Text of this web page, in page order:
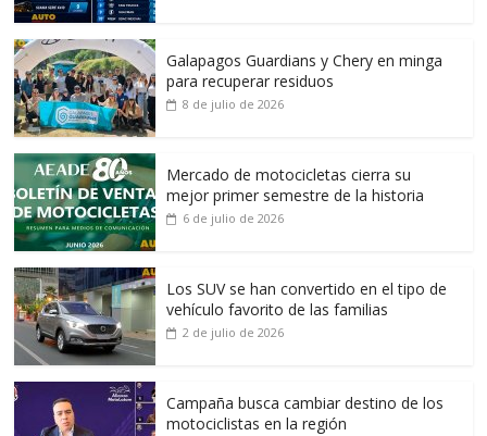
Galapagos Guardians y Chery en minga
para recuperar residuos
8 de julio de 2026
Mercado de motocicletas cierra su
mejor primer semestre de la historia
6 de julio de 2026
Los SUV se han convertido en el tipo de
vehículo favorito de las familias
2 de julio de 2026
Campaña busca cambiar destino de los
motociclistas en la región